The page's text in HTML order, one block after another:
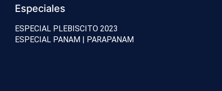
Especiales
ESPECIAL PLEBISCITO 2023
ESPECIAL PANAM | PARAPANAM